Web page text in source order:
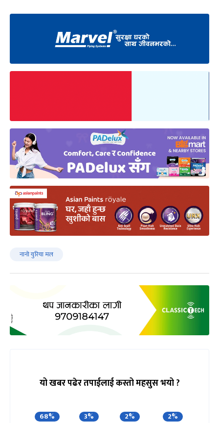
नानाे युरिया मल
यो खबर पढेर तपाईलाई कस्तो महसुस भयो ?
68% 3% 2% 2%